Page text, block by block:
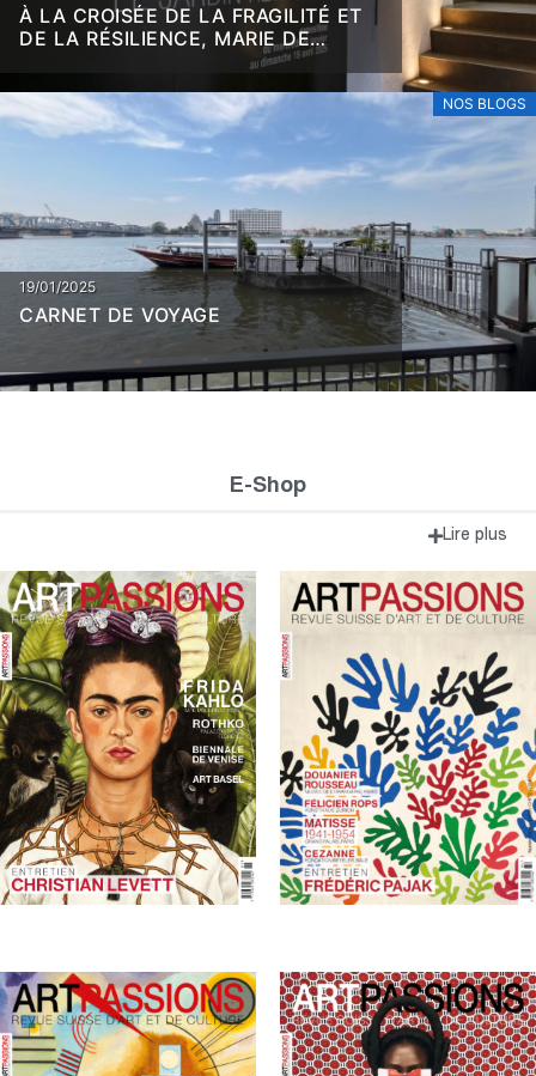
À LA CROISÉE DE LA FRAGILITÉ ET
DE LA RÉSILIENCE, MARIE DE
NOS BLOGS
19/01/2025
CARNET DE VOYAGE
E-Shop
Lire plus